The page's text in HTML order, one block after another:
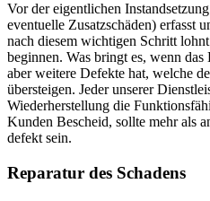
Vor der eigentlichen
eventuelle Zusatzschäden) erfasst
nach diesem wichtigen Schritt
beginnen. Was bringt es, wenn
aber weitere Defekte hat, welche
übersteigen. Jeder unserer
Wiederherstellung die
Kunden Bescheid, sollte mehr als
defekt sein.
Reparatur des Schadens